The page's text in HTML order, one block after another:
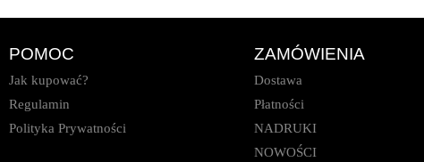
POMOC
Jak kupować?
Regulamin
Polityka Prywatności
ZAMÓWIENIA
Dostawa
Płatności
NADRUKI
NOWOŚCI